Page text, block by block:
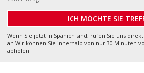
LANDUNGSSEITEN
Immobilien in Spanien